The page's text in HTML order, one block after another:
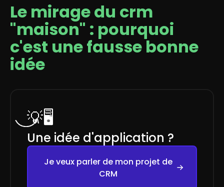
Le mirage du crm
"maison" : pourquoi
c'est une fausse bonne
idée
💡🖥️
Une idée d'application ?
Je veux parler de mon projet de
CRM